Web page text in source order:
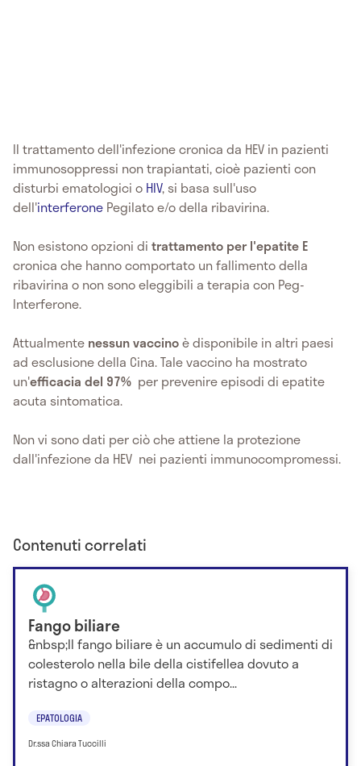
Il trattamento dell'infezione cronica da HEV in pazienti
immunosoppressi non trapiantati, cioè pazienti con
disturbi ematologici o HIV, si basa sull'uso
dell'interferone Pegilato e/o della ribavirina.
Non esistono opzioni di trattamento per l'epatite E
cronica che hanno comportato un fallimento della
ribavirina o non sono eleggibili a terapia con Peg-
Interferone.
Attualmente nessun vaccinoè disponibile in altri paesi
ad esclusione della Cina. Tale vaccino ha mostrato
un'efficacia del 97% per prevenire episodi di epatite
acuta sintomatica.
Non vi sono dati per ciò che attiene la protezione
dall'infezione da HEV nei pazienti immunocompromessi.
Contenuti correlati
Fango biliare
&nbsp;Il fango biliare è un accumulo di sedimenti di
colesterolo nella bile della cistifellea dovuto a
ristagno o alterazioni della compo...
EPATOLOGIA
Dr.ssa Chiara Tuccilli